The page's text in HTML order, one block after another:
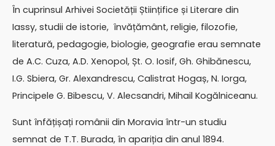
În cuprinsul Arhivei Societății Științifice și Literare din
Iassy, studii de istorie, învățământ, religie, filozofie,
literatură, pedagogie, biologie, geografie erau semnate
de A.C. Cuza, A.D. Xenopol, Șt. O. Iosif, Gh. Ghibănescu,
I.G. Sbiera, Gr. Alexandrescu, Calistrat Hogaș, N. Iorga,
Principele G. Bibescu, V. Alecsandri, Mihail Kogălniceanu.
Sunt înfățișați românii din Moravia într-un studiu
semnat de T.T. Burada, în apariția din anul 1894.